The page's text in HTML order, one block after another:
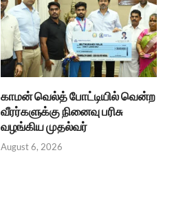
காமன் வெல்த் போட்டியில் வென்ற
வீரர்களுக்கு நினைவு பரிசு
வழங்கிய முதல்வர்
August 6, 2026